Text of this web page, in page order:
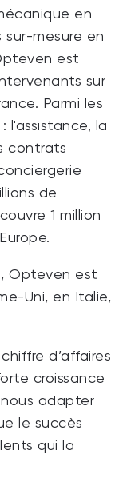
en
sur-mesure en
est
sur
Parmi les
l'assistance, la
contrats
de
1 million
Opteven est
Uni, en Italie,
d’affaires
croissance
adapter
le succès
qui la